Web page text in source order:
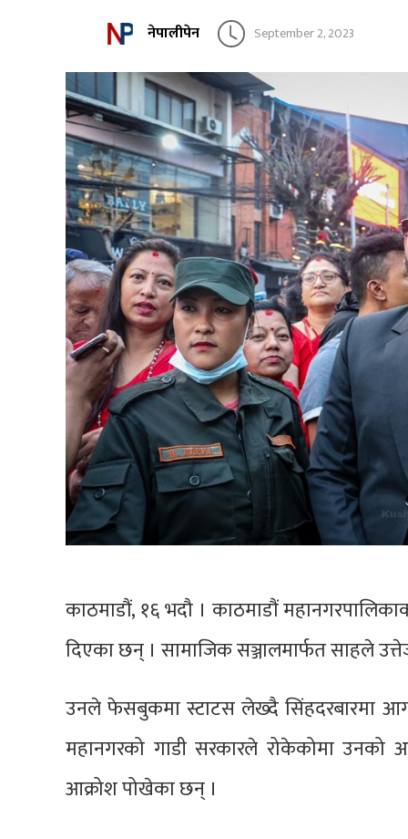
नेपालीपेन September 2, 2023
काठमाडौं, १६ भदौ । काठमाडौं
दिएका छन् । सामाजिक सञ्जालमार्फत साहले
उनले फेसबुकमा स्टाटस लेख्दै सिंहदरबारमा
महानगरको गाडी सरकारले रोकेकोमा
आक्रोश पोखेका छन् ।